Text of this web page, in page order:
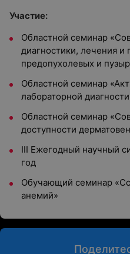
Участие:
Областной семинар
диагностики, лечения и
предопухолевых и
Областной семинар
лабораторной
Областной семинар
доступности
III Ежегодный научный
год
Обучающий семинар
анемий»